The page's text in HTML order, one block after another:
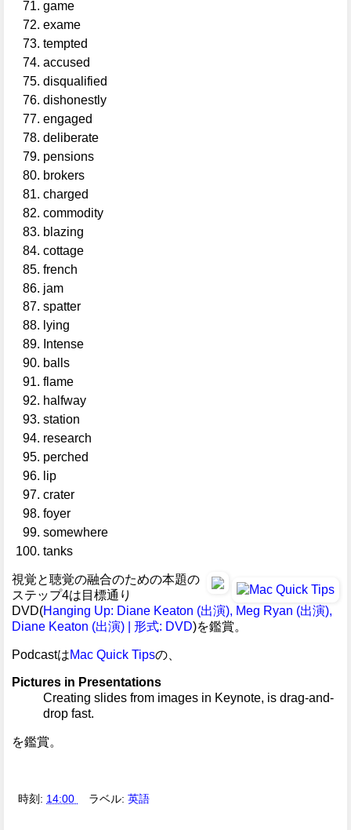
game
exame
tempted
accused
disqualified
dishonestly
engaged
deliberate
pensions
brokers
charged
commodity
blazing
cottage
french
jam
spatter
lying
Intense
balls
flame
halfway
station
research
perched
lip
crater
foyer
somewhere
tanks
視覚と聴覚の融合のための本題の
ステップ4は目標通り
DVD(Hanging Up: Diane Keaton (出演), Meg Ryan (出演),
Diane Keaton (出演) | 形式: DVD)を鑑賞。
PodcastはMac Quick Tipsの、
Pictures in Presentations
Creating slides from images in Keynote, is drag-and-
drop fast.
を鑑賞。
時刻: 14:00 ラベル:英語